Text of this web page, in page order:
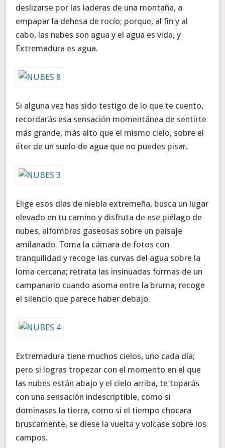
deslizarse por las laderas de una montaña, a
empapar la dehesa de rocío; porque, al fin y al
cabo, las nubes son agua y el agua es vida, y
Extremadura es agua.
Si alguna vez has sido testigo de lo que te cuento,
recordarás esa sensación momentánea de sentirte
más grande, más alto que el mismo cielo, sobre el
éter de un suelo de agua que no puedes pisar.
Elige esos días de niebla extremeña, busca un lugar
elevado en tu camino y disfruta de ese piélago de
nubes, alfombras gaseosas sobre un paisaje
amilanado. Toma la cámara de fotos con
tranquilidad y recoge las curvas del agua sobre la
loma cercana; retrata las insinuadas formas de un
campanario cuando asoma entre la bruma, recoge
el silencio que parece haber debajo.
Extremadura tiene muchos cielos, uno cada día;
pero si logras tropezar con el momento en el que
las nubes están abajo y el cielo arriba, te toparás
con una sensación indescriptible, como si
dominases la tierra, como si el tiempo chocara
bruscamente, se diese la vuelta y volcase sobre los
campos.